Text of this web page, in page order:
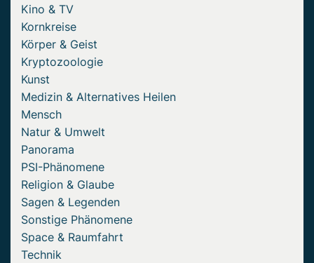
Kino & TV
Kornkreise
Körper & Geist
Kryptozoologie
Kunst
Medizin & Alternatives Heilen
Mensch
Natur & Umwelt
Panorama
PSI-Phänomene
Religion & Glaube
Sagen & Legenden
Sonstige Phänomene
Space & Raumfahrt
Technik